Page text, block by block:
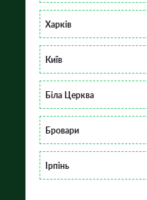
Харків
Київ
Біла Церква
Бровари
Ірпінь